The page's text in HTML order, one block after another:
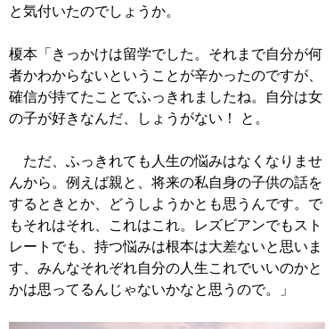
と気付いたのでしょうか。
榎本「きっかけは留学でした。それまで自分が何
者かわからないということが辛かったのですが、
確信が持てたことでふっきれましたね。自分は女
の子が好きなんだ、しょうがない！ と。
ただ、ふっきれても人生の悩みはなくなりませ
んから。例えば親と、将来の私自身の子供の話を
するときとか、どうしようかとも思うんです。で
もそれはそれ、これはこれ。レズビアンでもスト
レートでも、持つ悩みは根本は大差ないと思いま
す、みんなそれぞれ自分の人生これでいいのかと
かは思ってるんじゃないかなと思うので。」